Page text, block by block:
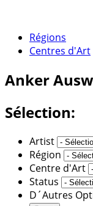
Régions
Centres d'Art
Anker
Sélection:
Artist
Région
Centre d'Art
Status
D´Autres